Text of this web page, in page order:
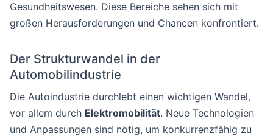
Gesundheitswesen. Diese Bereiche sehen sich mit
großen Herausforderungen und Chancen konfrontiert.
Der Strukturwandel in der
Automobilindustrie
Die Autoindustrie durchlebt einen wichtigen Wandel,
vor allem durch Elektromobilität. Neue Technologien
und Anpassungen sind nötig, um konkurrenzfähig zu